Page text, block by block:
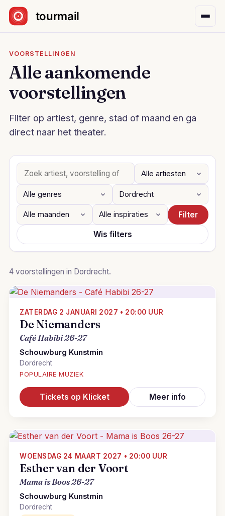
Sla navigatie over
VOORSTELLINGEN
Alle aankomende
voorstellingen
Filter op artiest, genre, stad of maand en ga
direct naar het theater.
Filter
Wis filters
4 voorstellingen in Dordrecht.
ZATERDAG 2 JANUARI 2027 • 20:00 UUR
De Niemanders
Café Habibi 26-27
Schouwburg Kunstmin
Dordrecht
POPULAIRE MUZIEK
Tickets op Klicket Meer info
WOENSDAG 24 MAART 2027 • 20:00 UUR
Esther van der Voort
Mama is Boos 26-27
Schouwburg Kunstmin
Dordrecht